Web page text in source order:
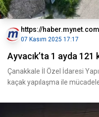
https://haber.mynet.com
07 Kasım 2025 17:17
Ayvacık’ta 1 ayda 121
Çanakkale İl Özel İdaresi
kaçak yapılaşma ile